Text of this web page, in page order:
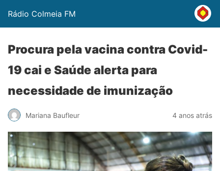
Rádio Colmeia FM
Procura pela vacina contra Covid-
19 cai e Saúde alerta para
necessidade de imunização
Mariana Baufleur 4 anos atrás